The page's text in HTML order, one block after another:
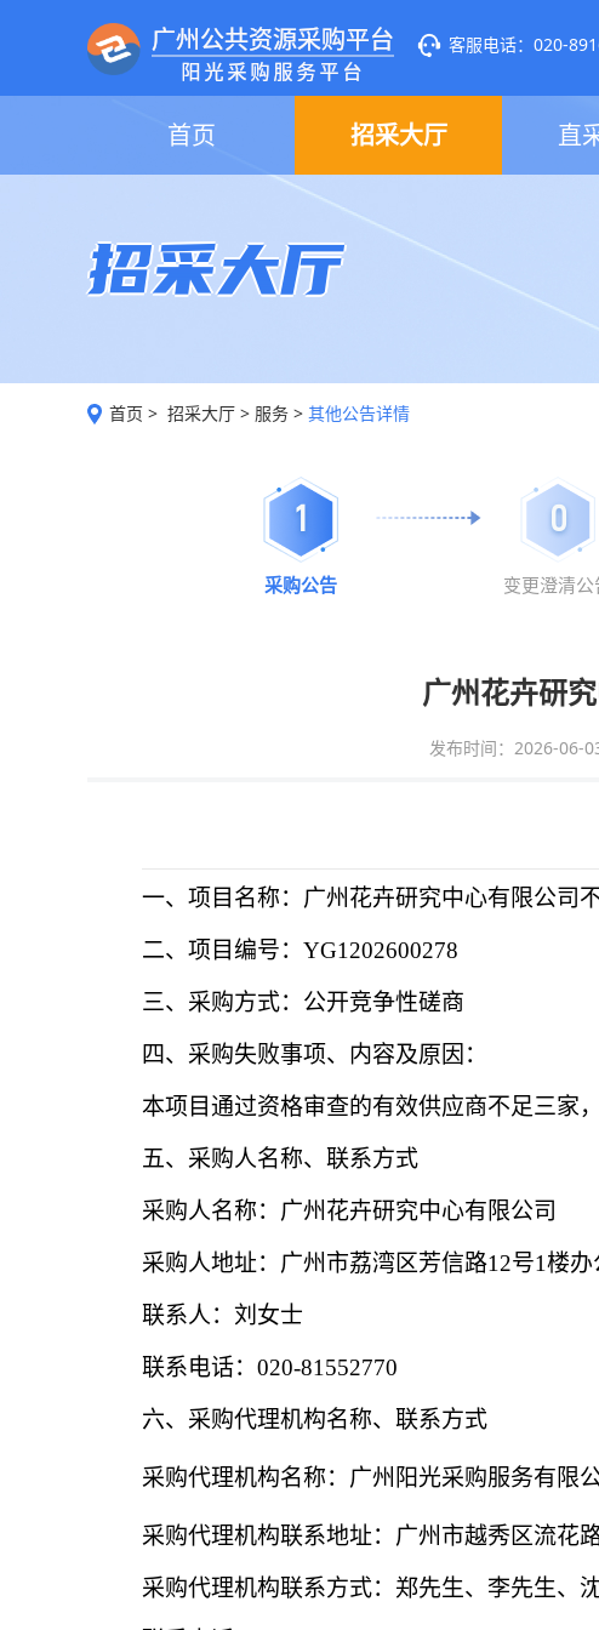
客服电话：020-
首页 招采大厅 直
招采大厅
首页 > 招采大厅 > 服务 > 其他公告详情
1
采购公告
0
变更澄清公
广州花卉研
发布时间：2026-06-
一、项目名称： 广州花卉研究中心有限公司
二、项目编号： YG1202600278
三、采购方式： 公开竞争性磋商
四、采购失败事项、内容及原因：
本项目通过资格审查的有效供应商不足三家
五、采购人名称、联系方式
采购人名称： 广州花卉研究中心有限公司
采购人地址：广州市荔湾区芳信路12号1楼办
联系人：刘女士
联系电话： 020-81552770
六、采购代理机构名称、联系方式
采购代理机构名称：广州阳光采购服务有限
采购代理机构联系地址：广州市越秀区流花
采购代理机构联系方式：郑先生、李先生、